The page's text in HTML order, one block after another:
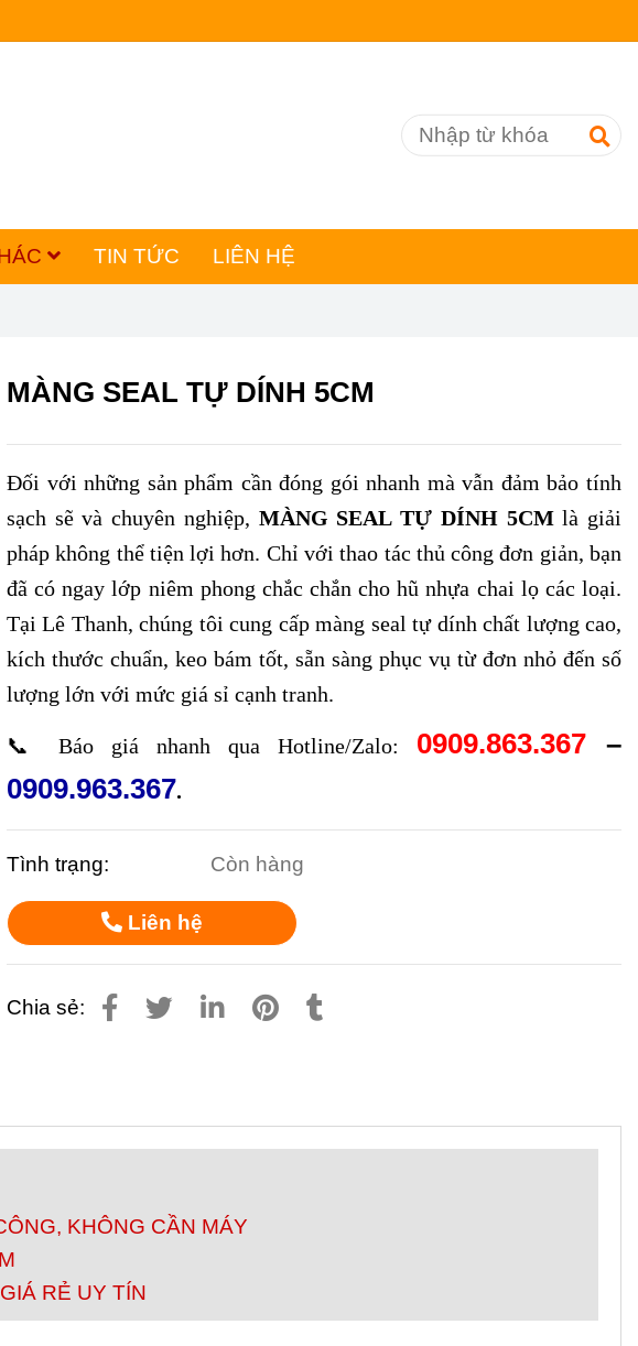
TIN TỨC LIÊN HỆ
MÀNG SEAL TỰ DÍNH 5CM
Đối với những sản phẩm cần đóng gói nhanh mà vẫn đảm bảo tính
sạch sẽ và chuyên nghiệp, MÀNG SEAL TỰ DÍNH 5CMlà giải
pháp không thể tiện lợi hơn. Chỉ với thao tác thủ công đơn giản, bạn
đã có ngay lớp niêm phong chắc chắn cho hũ nhựa chai lọ các loại.
Tại Lê Thanh, chúng tôi cung cấp màng seal tự dính chất lượng cao,
kích thước chuẩn, keo bám tốt, sẵn sàng phục vụ từ đơn nhỏ đến số
lượng lớn với mức giá sỉ cạnh tranh.
📞 Báo giá nhanh qua Hotline/Zalo: 0909.863.367 –
0909.963.367.
Tình trạng: Còn hàng
Liên hệ
Chia sẻ:
KHÔNG CẦN MÁY
RẺ UY TÍN